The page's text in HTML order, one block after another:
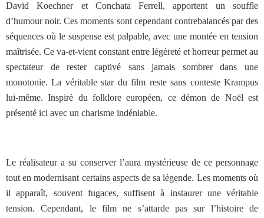
David Koechner et Conchata Ferrell, apportent un souffle
d’humour noir. Ces moments sont cependant contrebalancés par des
séquences où le suspense est palpable, avec une montée en tension
maîtrisée. Ce va-et-vient constant entre légèreté et horreur permet au
spectateur de rester captivé sans jamais sombrer dans une
monotonie. La véritable star du film reste sans conteste Krampus
lui-même. Inspiré du folklore européen, ce démon de Noël est
présenté ici avec un charisme indéniable.
Le réalisateur a su conserver l’aura mystérieuse de ce personnage
tout en modernisant certains aspects de sa légende. Les moments où
il apparaît, souvent fugaces, suffisent à instaurer une véritable
tension. Cependant, le film ne s’attarde pas sur l’histoire de